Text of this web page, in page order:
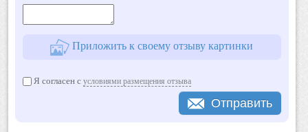
Приложить к своему отзыву картинки
Я согласен с условиями размещения отзыва
Отправить